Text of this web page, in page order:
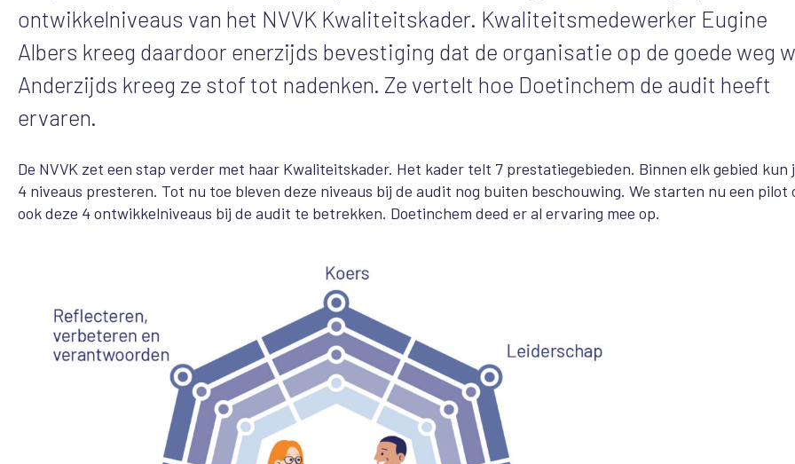
ontwikkelniveaus van het NVVK Kwaliteitskader. Kwaliteitsmedewerker Eugine
Albers kreeg daardoor enerzijds bevestiging dat de organisatie op de goede weg
Anderzijds kreeg ze stof tot nadenken. Ze vertelt hoe Doetinchem de audit heeft
ervaren.
De NVVK zet een stap verder met haar Kwaliteitskader. Het kader telt 7 prestatiegebieden. Binnen elk gebied kun
4 niveaus presteren. Tot nu toe bleven deze niveaus bij de audit nog buiten beschouwing. We starten nu een pilot
ook deze 4 ontwikkelniveaus bij de audit te betrekken. Doetinchem deed er al ervaring mee op.